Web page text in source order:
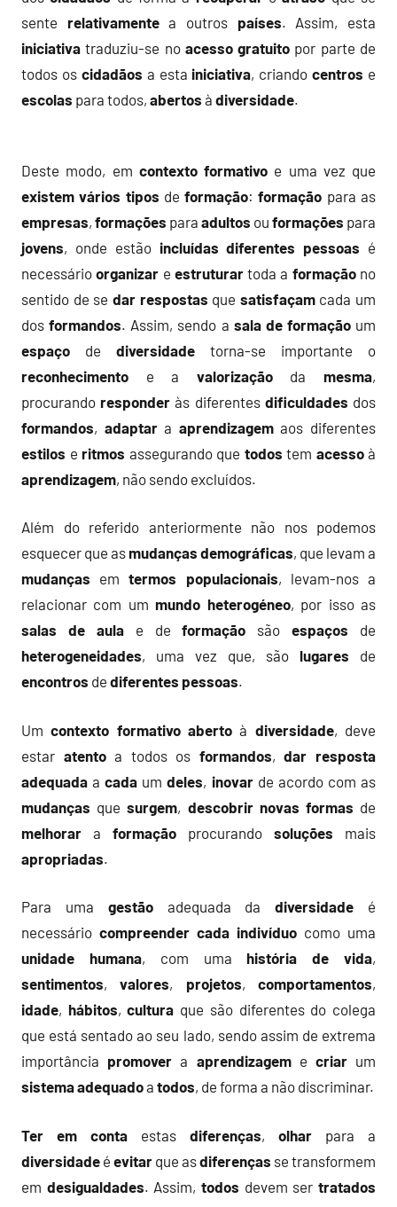
sente relativamentea outros países. Assim, esta
iniciativa traduziu-se no acesso gratuito por parte de
todos os cidadãos a esta iniciativa, criandocentros e
escolas para todos, abertos à diversidade.
Deste modo, em contexto formativo e uma vez que
existem vários tipos deformação:formação para as
empresas, formações para adultos ou formações para
jovens, onde estão incluídas diferentes pessoas é
necessárioorganizar e estruturartoda a formaçãono
sentido de se dar respostas que satisfaçamcada um
dosformandos. Assim, sendo a sala de formaçãoum
espaço de diversidade torna-se importante o
reconhecimento e a valorizaçãodamesma,
procurandoresponder às diferentes dificuldades dos
formandos, adaptara aprendizagemaos diferentes
estilos e ritmos assegurando que todos tem acessoà
aprendizagem, não sendo excluídos.
Além do referido anteriormente não nos podemos
esquecer que asmudanças demográficas, que levam a
mudanças emtermos populacionais, levam-nos a
relacionar com ummundo heterogéneo, por isso as
salas de aulae deformação sãoespaços de
heterogeneidades, uma vez que, são lugares de
encontros de diferentes pessoas.
Umcontexto formativo aberto à diversidade, deve
estar atentoa todos os formandos,dar resposta
adequada acada umdeles, inovarde acordo com as
mudanças quesurgem, descobrir novas formas de
melhorar a formação procurando soluções mais
apropriadas.
Para uma gestãoadequada dadiversidade é
necessário compreender cada indivíduo como uma
unidade humana, com umahistória de vida,
sentimentos,valores, projetos,comportamentos,
idade, hábitos,cultura que são diferentes do colega
que está sentado ao seu lado, sendo assim de extrema
importância promover a aprendizageme criarum
sistemaadequadoa todos, de forma a não discriminar.
Ter em conta estas diferenças, olhar para a
diversidade é evitar que asdiferenças se transformem
em desigualdades. Assim,todos devem sertratados